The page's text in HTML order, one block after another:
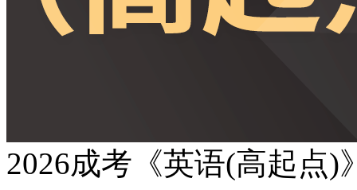
2026成考《英语(高起点)